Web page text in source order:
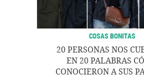
COSAS BONITAS
20 PERSONAS NOS
EN 20 PALABRAS
CONOCIERON A SUS